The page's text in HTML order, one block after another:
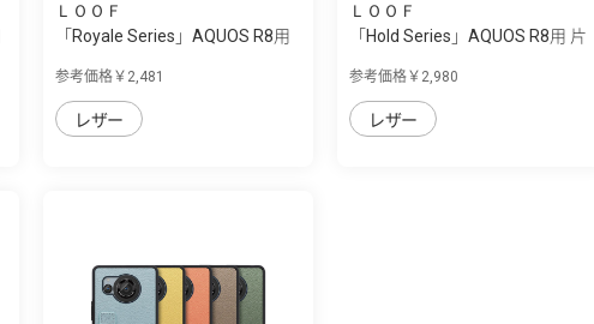
ＬＯＯＦ
「Royale Series」AQUOS R8用
参考価格￥2,481
レザー
ＬＯＯＦ
「Hold Series」AQUOS R8用 片
参考価格￥2,980
レザー